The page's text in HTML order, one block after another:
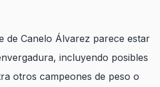
de Canelo Álvarez parece estar
incluyendo posibles
otros campeones de peso o